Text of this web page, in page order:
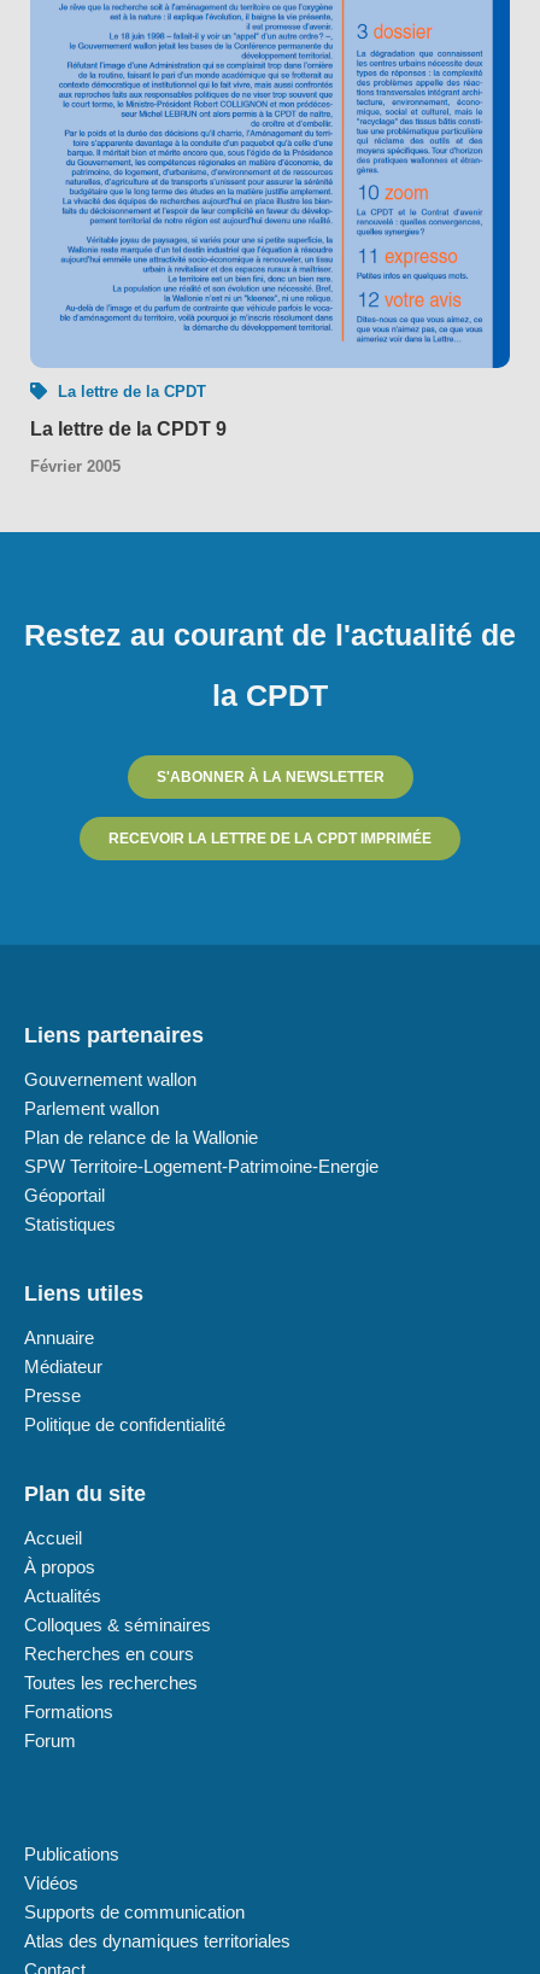
La lettre de la CPDT
La lettre de la CPDT 9
Février 2005
Restez au courant de l'actualité de
la CPDT
S'ABONNER À LA NEWSLETTER
RECEVOIR LA LETTRE DE LA CPDT IMPRIMÉE
Liens partenaires
Gouvernement wallon
Parlement wallon
Plan de relance de la Wallonie
SPW Territoire-Logement-Patrimoine-Energie
Géoportail
Statistiques
Liens utiles
Annuaire
Médiateur
Presse
Politique de confidentialité
Plan du site
Accueil
À propos
Actualités
Colloques & séminaires
Recherches en cours
Toutes les recherches
Formations
Forum
Publications
Vidéos
Supports de communication
Atlas des dynamiques territoriales
Contact